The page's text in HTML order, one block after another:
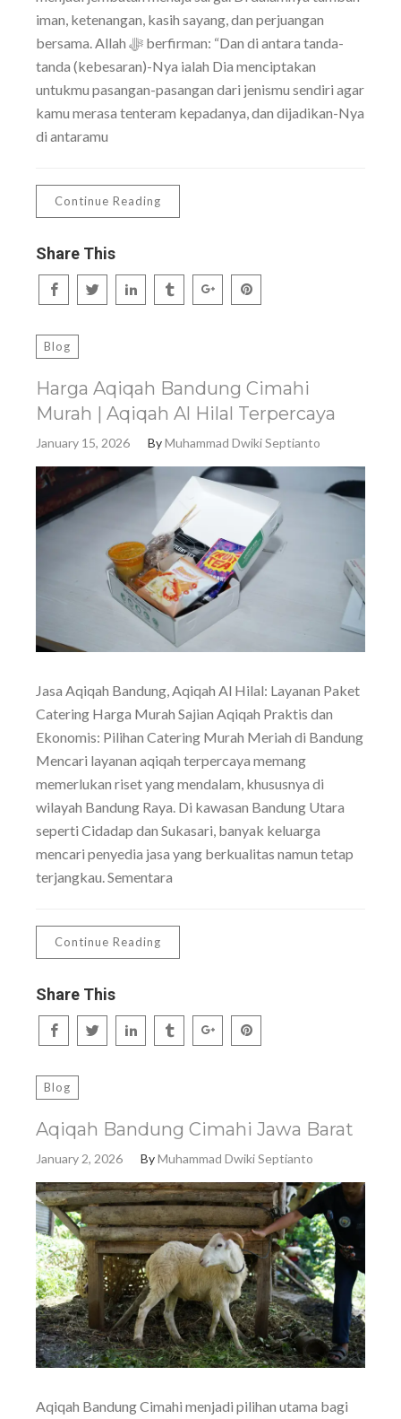
iman, ketenangan, kasih sayang, dan perjuangan
bersama. Allah ﷻ berfirman: “Dan di antara tanda-
tanda (kebesaran)-Nya ialah Dia menciptakan
untukmu pasangan-pasangan dari jenismu sendiri agar
kamu merasa tenteram kepadanya, dan dijadikan-Nya
di antaramu
Continue Reading
Share This
Blog
Harga Aqiqah Bandung Cimahi
Murah | Aqiqah Al Hilal Terpercaya
January 15, 2026 ByMuhammad Dwiki Septianto
Jasa Aqiqah Bandung, Aqiqah Al Hilal: Layanan Paket
Catering Harga Murah Sajian Aqiqah Praktis dan
Ekonomis: Pilihan Catering Murah Meriah di Bandung
Mencari layanan aqiqah terpercaya memang
memerlukan riset yang mendalam, khususnya di
wilayah Bandung Raya. Di kawasan Bandung Utara
seperti Cidadap dan Sukasari, banyak keluarga
mencari penyedia jasa yang berkualitas namun tetap
terjangkau. Sementara
Continue Reading
Share This
Blog
Aqiqah Bandung Cimahi Jawa Barat
January 2, 2026 ByMuhammad Dwiki Septianto
Aqiqah Bandung Cimahi menjadi pilihan utama bagi